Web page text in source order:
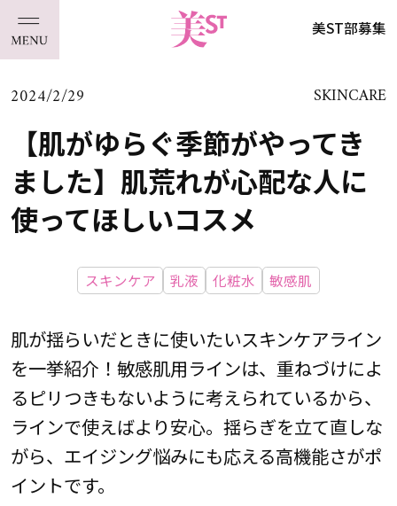
美ST部募集
2024/2/29 SKINCARE
【肌がゆらぐ季節がやってき
ました】肌荒れが心配な人に
使ってほしいコスメ
スキンケア 乳液 化粧水 敏感肌
肌が揺らいだときに使いたいスキンケアライン
を一挙紹介！敏感肌用ラインは、重ねづけによ
るピリつきもないように考えられているから、
ラインで使えばより安心。揺らぎを立て直しな
がら、エイジング悩みにも応える高機能さがポ
イントです。